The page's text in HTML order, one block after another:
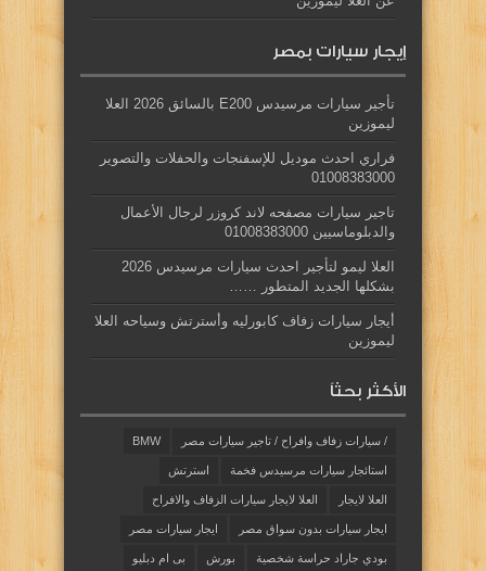
إيجار سيارات بمصر
تأجير سيارات مرسيدس E200 بالسائق 2026 العلا
ليموزين
فراري احدث موديل للإسفنجات والحفلات والتصوير
01008383000
تاجير سيارات مصفحه لاند كروزر لرجال الأعمال
والدبلوماسيين 01008383000
العلا ليمو لتأجير احدث سيارات مرسيدس 2026
بشكلها الجديد المتطور ……
أيجار سيارات زفاف كابورليه وأسترتش وسياحه العلا
ليموزين
الأكثر بحثاً
/ سيارات زفاف وافراح / تاجير سيارات مصر BMW
استائجار سيارات مرسيدس فخمة استرتش
العلا لايجار العلا لايجار سيارات الزفاف والافراح
ايجار سيارات بدون سواق مصر ايجار سيارات مصر
بودي جاراد حراسة شخصية بورش بى ام دبليو